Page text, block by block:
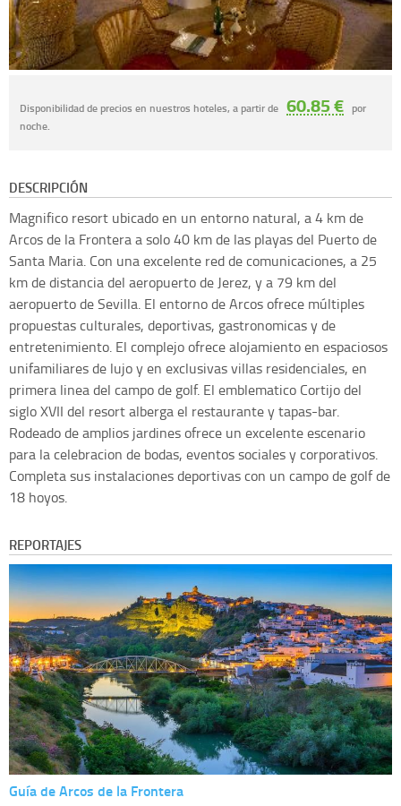
Disponibilidad de precios en nuestros hoteles, a partir de 60.85 € por
noche.
DESCRIPCIÓN
Magnifico resort ubicado en un entorno natural, a 4 km de
Arcos de la Frontera a solo 40 km de las playas del Puerto de
Santa Maria. Con una excelente red de comunicaciones, a 25
km de distancia del aeropuerto de Jerez, y a 79 km del
aeropuerto de Sevilla. El entorno de Arcos ofrece múltiples
propuestas culturales, deportivas, gastronomicas y de
entretenimiento. El complejo ofrece alojamiento en espaciosos
unifamiliares de lujo y en exclusivas villas residenciales, en
primera linea del campo de golf. El emblematico Cortijo del
siglo XVII del resort alberga el restaurante y tapas-bar.
Rodeado de amplios jardines ofrece un excelente escenario
para la celebracion de bodas, eventos sociales y corporativos.
Completa sus instalaciones deportivas con un campo de golf de
18 hoyos.
REPORTAJES
Guía de Arcos de la Frontera